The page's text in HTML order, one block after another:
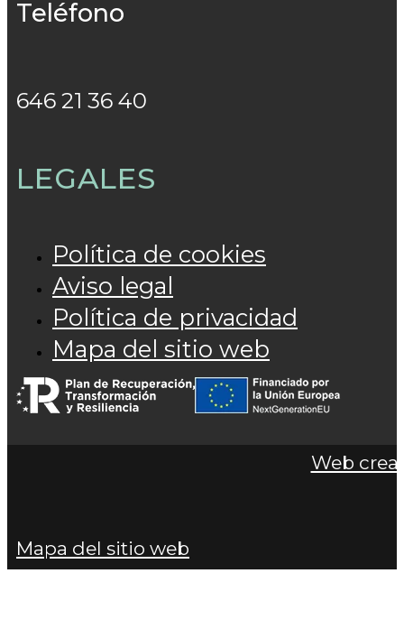
Teléfono
646 21 36 40
LEGALES
Política de cookies
Aviso legal
Política de privacidad
Mapa del sitio web
Web
Mapa del sitio web